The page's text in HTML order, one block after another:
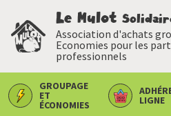
Le Mulot
Association d'achats
Economies pour les
professionnels
GROUPAGE
ET
ÉCONOMIES LIGNE